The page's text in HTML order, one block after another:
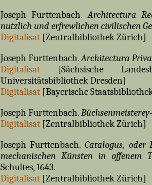
Joseph Furttenbach.Architectura
nutzlich und erfrewlichen civilischen
Digitalisat[Zentralbibliothek Zürich]
Joseph Furttenbach.Architectura
Digitalisat[Sächsische
Universitätsbibliothek Dresden]
Digitalisat[Bayerische
Joseph Furttenbach.
Digitalisat[Zentralbibliothek Zürich]
Joseph Furttenbach.Catalogus, oder
mechanischen Künsten in offenem
Schultes, 1643.
Digitalisat[Zentralbibliothek Zürich]